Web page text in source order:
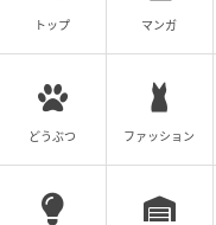
トップ マンガ
どうぶつ ファッション